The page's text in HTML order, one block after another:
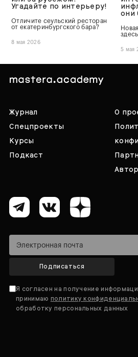
Угадайте по интерьеру!
Отличите сеульский ресторан
от екатеринбургского бара?
8 мая 2026
они
5 мая
Журнал
Спецпроекты
Курсы
Подкаст
О
Подписаться
Я согласен на получение
принимаю политику
обработку персональных данных